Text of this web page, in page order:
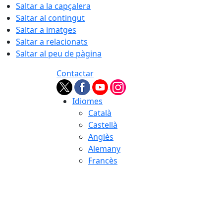
Saltar a la capçalera
Saltar al contingut
Saltar a imatges
Saltar a relacionats
Saltar al peu de pàgina
Contactar
Idiomes
Català
Castellà
Anglès
Alemany
Francès